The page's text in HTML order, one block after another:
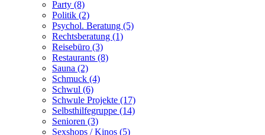
Party (8)
Politik (2)
Psychol. Beratung (5)
Rechtsberatung (1)
Reisebüro (3)
Restaurants (8)
Sauna (2)
Schmuck (4)
Schwul (6)
Schwule Projekte (17)
Selbsthilfegruppe (14)
Senioren (3)
Sexshops / Kinos (5)